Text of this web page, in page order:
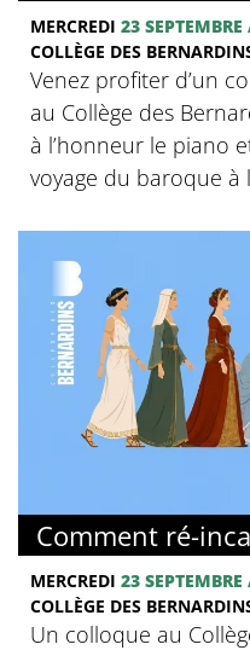
MERCREDI 23 SEPTEMBRE
COLLÈGE DES
Venez profiter d’un
au Collège des
à l’honneur le piano
voyage du baroque à
Comment ré-
MERCREDI 23 SEPTEMBRE
COLLÈGE DES
Un colloque au